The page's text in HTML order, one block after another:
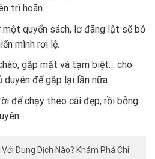
trì hoãn.
một quyển sách, lơ đãng lật sẽ bỏ
mình rơi lệ.
gặp mặt và tạm biệt… cho
duyên để gặp lại lần nữa.
để chạy theo cái đẹp, rồi bỗng
Dung Dịch Nào? Khám Phá Chi